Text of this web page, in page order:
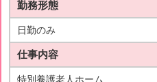
勤務形態
日勤のみ
仕事内容
特別養護老人ホーム